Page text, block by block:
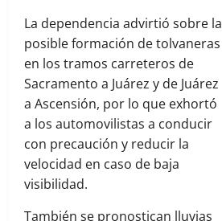
La dependencia advirtió sobre la
posible formación de tolvaneras
en los tramos carreteros de
Sacramento a Juárez y de Juárez
a Ascensión, por lo que exhortó
a los automovilistas a conducir
con precaución y reducir la
velocidad en caso de baja
visibilidad.
También se pronostican lluvias